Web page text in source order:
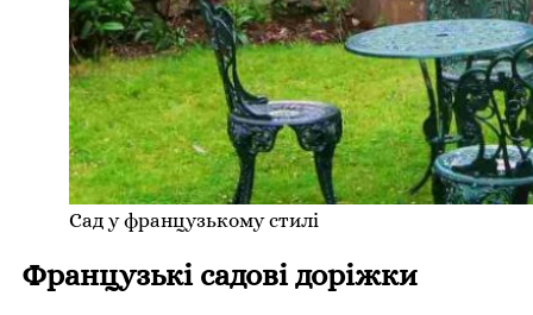
Сад у французькому стилі
Французькі садові доріжки